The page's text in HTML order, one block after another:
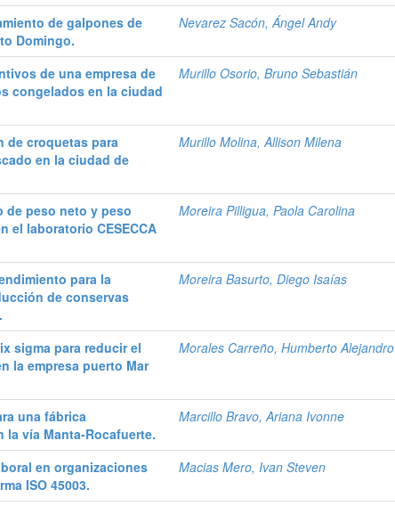
de galpones de
Domingo.
Nevarez Sacón, Ángel Andy
de una empresa de
congelados en la ciudad
Murillo Osorio, Bruno Sebastián
de croquetas para
en la ciudad de
Murillo Molina, Allison Milena
de peso neto y peso
el laboratorio CESECCA
Moreira Pilligua, Paola Carolina
para la
de conservas
Moreira Basurto, Diego Isaías
sigma para reducir el
la empresa puerto Mar
Morales Carreño, Humberto Alejandro
una fábrica
la vía Manta-Rocafuerte.
Marcillo Bravo, Ariana Ivonne
en organizaciones
ISO 45003.
Macias Mero, Ivan Steven